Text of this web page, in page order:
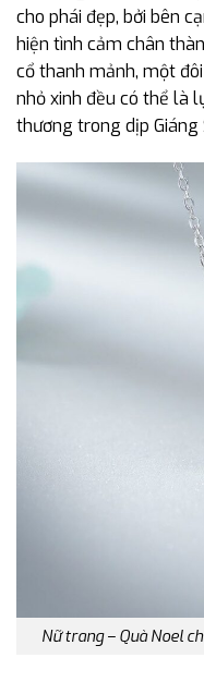
cho phái đẹp, bởi bên
hiện tình cảm chân
cổ thanh mảnh, một
nhỏ xinh đều có thể là
thương trong dịp Giáng
Nữ trang – Quà Noel